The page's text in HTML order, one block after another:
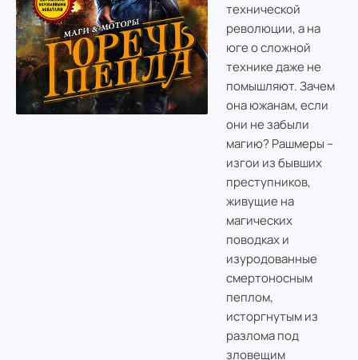
технической
революции, а на
юге о сложной
технике даже не
помышляют. Зачем
она южанам, если
они не забыли
магию? Рашмеры –
изгои из бывших
преступников,
живущие на
магических
поводках и
изуродованные
смертоносным
пеплом,
исторгнутым из
разлома под
зловещим